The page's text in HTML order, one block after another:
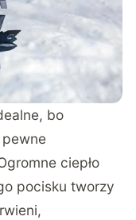
bo
pewne
ciepło
pocisku tworzy